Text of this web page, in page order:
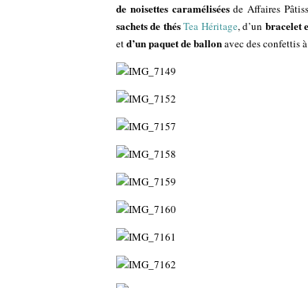
de noisettes caraméliséesde Affaires
sachets de thésTea Héritage, d’un bracelet
etd’un paquet de ballonavec des confettis